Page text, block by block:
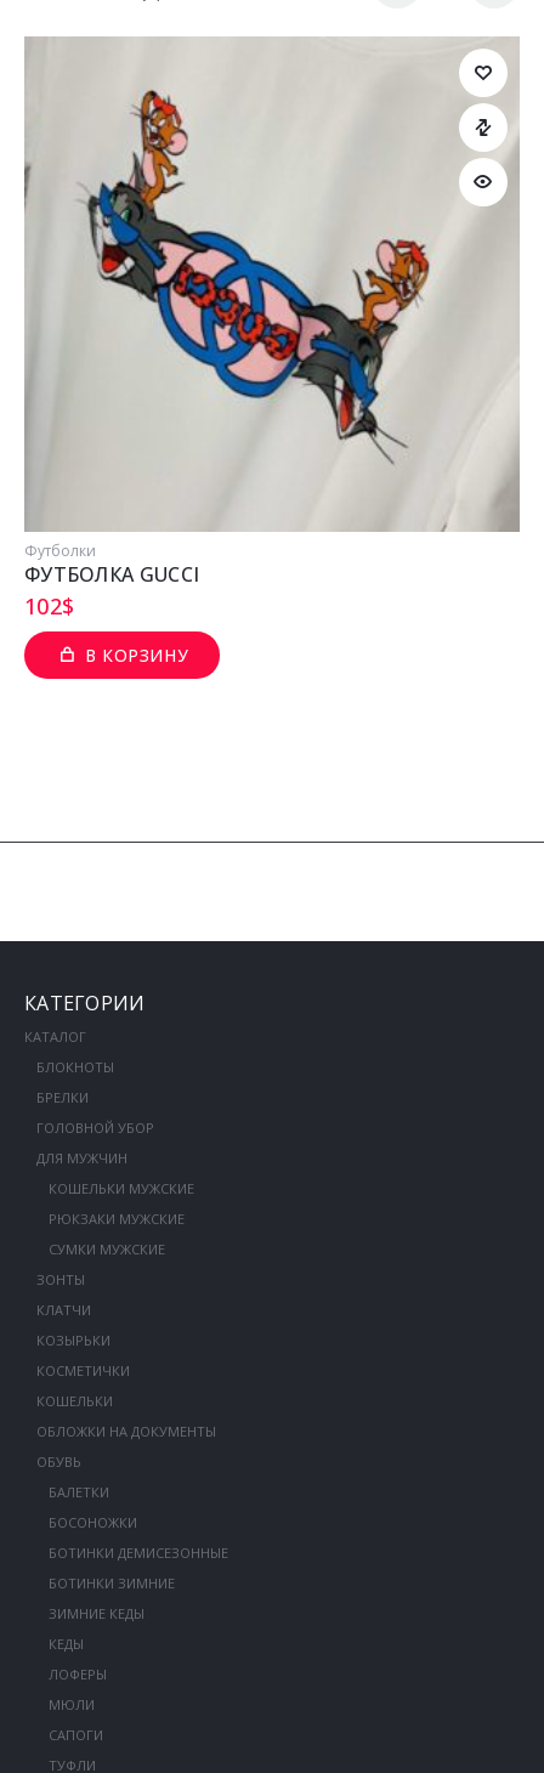
Футболки
ФУТБОЛКА GUCCI
102$
В КОРЗИНУ
КАТЕГОРИИ
КАТАЛОГ
БЛОКНОТЫ
БРЕЛКИ
ГОЛОВНОЙ УБОР
ДЛЯ МУЖЧИН
КОШЕЛЬКИ МУЖСКИЕ
РЮКЗАКИ МУЖСКИЕ
СУМКИ МУЖСКИЕ
ЗОНТЫ
КЛАТЧИ
КОЗЫРЬКИ
КОСМЕТИЧКИ
КОШЕЛЬКИ
ОБЛОЖКИ НА ДОКУМЕНТЫ
ОБУВЬ
БАЛЕТКИ
БОСОНОЖКИ
БОТИНКИ ДЕМИСЕЗОННЫЕ
БОТИНКИ ЗИМНИЕ
ЗИМНИЕ КЕДЫ
КЕДЫ
ЛОФЕРЫ
МЮЛИ
САПОГИ
ТУФЛИ